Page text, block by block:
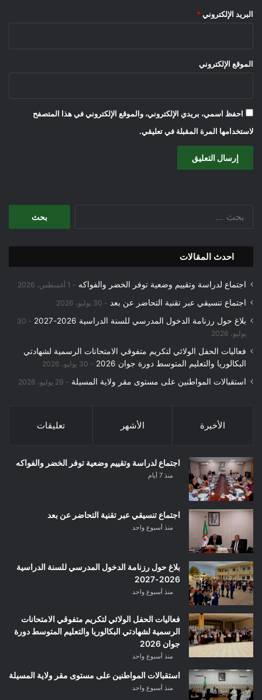
البريد الإلكتروني *
الموقع الإلكتروني
احفظ اسمي، بريدي الإلكتروني، والموقع الإلكتروني في هذا المتصفح
لاستخدامها المرة المقبلة في تعليقي.
احدث المقالات
اجتماع لدراسة وتقييم وضعية توفر الخضر والفواكه 1 أغسطس، 2026
اجتماع تنسيقي عبر تقنية التحاضر عن بعد 30 يوليو، 2026
بلاغ حول رزنامة الدخول المدرسي للسنة الدراسية 2026-2027
30
يوليو، 2026
فعاليات الحفل الولائي لتكريم متفوقي الامتحانات الرسمية لشهادتي
البكالوريا والتعليم المتوسط دورة جوان 2026
30 يوليو، 2026
استقبالات المواطنين على مستوى مقر ولاية المسيلة 29 يوليو، 2026
الأخيرة الأشهر تعليقات
اجتماع لدراسة وتقييم وضعية توفر الخضر والفواكه
منذ 7 أيام
اجتماع تنسيقي عبر تقنية التحاضر عن بعد
منذ أسبوع واحد
بلاغ حول رزنامة الدخول المدرسي للسنة الدراسية
2026-2027
منذ أسبوع واحد
فعاليات الحفل الولائي لتكريم متفوقي الامتحانات
الرسمية لشهادتي البكالوريا والتعليم المتوسط دورة
جوان 2026
منذ أسبوع واحد
استقبالات المواطنين على مستوى مقر ولاية المسيلة
منذ أسبوع واحد